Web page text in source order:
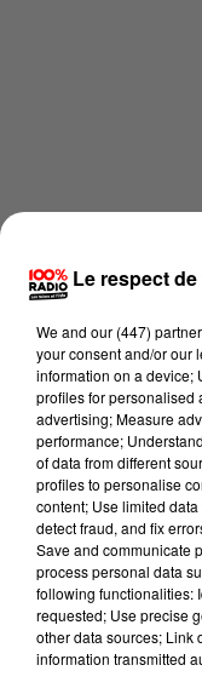
Lecture (4
100%
100% Radio les
Le respect
We and our (447)
your consent and/or our
information on a device;
profiles for personalised
advertising; Measure
performance;
of data from different
profiles to personalise
content; Use limited
detect fraud, and fix
Save and communicate
process personal data
following functionalities:
requested; Use precise
other data sources; Link
information transmitted